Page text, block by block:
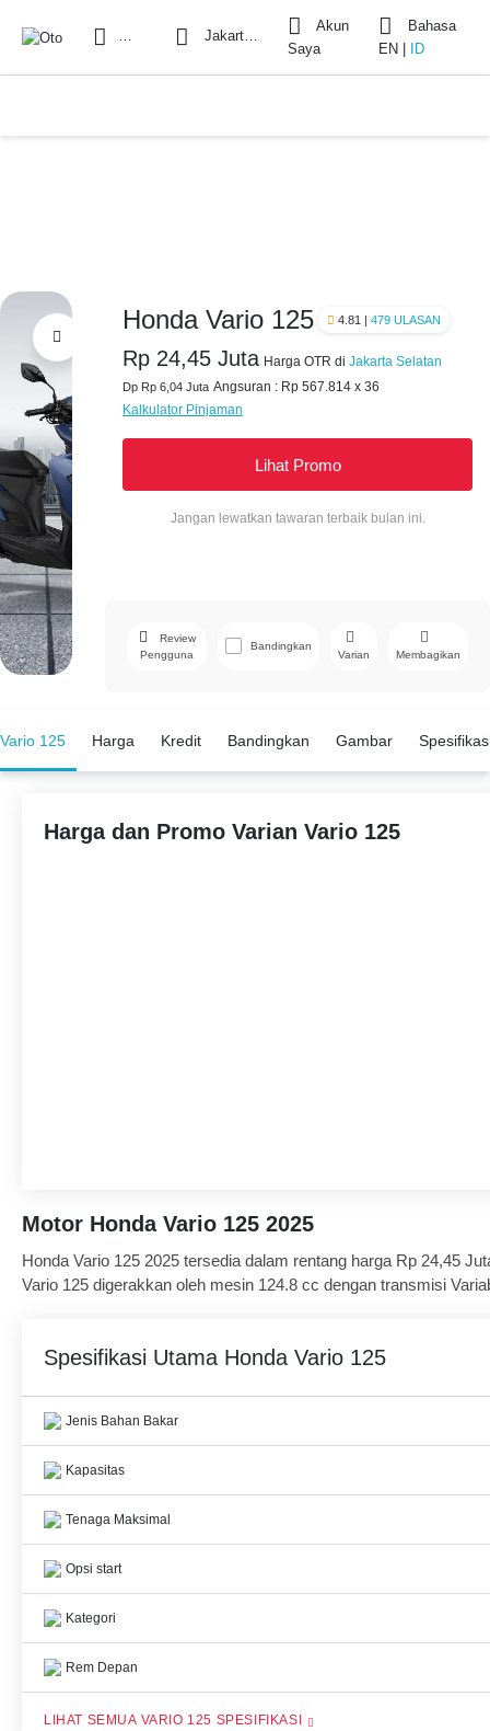
Cari Jakarta Selatan
Akun
Saya
Bahasa
EN
ID
Honda Vario 125 4.81 | 479 ULASAN
Rp 24,45 Juta Harga OTR di Jakarta Selatan
Dp Rp 6,04 Juta Angsuran : Rp 567.814 x 36
Kalkulator Pinjaman
Lihat Promo
Jangan lewatkan tawaran terbaik bulan ini.
Review
Pengguna
Bandingkan
Varian Membagikan
Facebook
Vario 125 Harga Kredit Bandingkan Gambar
Harga dan Promo Varian Vario 125
Motor Honda Vario 125 2025
Honda Vario 125 2025 tersedia dalam rentang harga Rp 24,45
Vario 125 digerakkan oleh mesin 124.8 cc dengan transmisi
kinerja mesin. Pesaing terdekat Honda Vario 125 adalah Beat,
Spesifikasi Utama Honda Vario 125
Jenis Bahan Bakar
Kapasitas
Tenaga Maksimal
Opsi start
Kategori
Rem Depan
VARIO 125 SPESIFIKASI